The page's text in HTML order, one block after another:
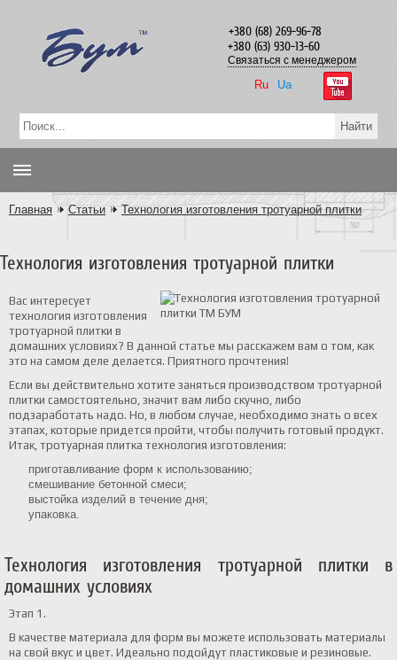
Ru Ua
+380 (68) 269-96-78
+380 (63) 930-13-60
Связаться с менеджером
Главная Статьи Технология изготовления тротуарной плитки
Технология изготовления тротуарной плитки
Вас интересует
технология изготовления
тротуарной плитки в
домашних условиях? В данной статье мы расскажем вам о том, как
это на самом деле делается. Приятного прочтения!
Если вы действительно хотите заняться производством тротуарной
плитки самостоятельно, значит вам либо скучно, либо
подзаработать надо. Но, в любом случае, необходимо знать о всех
этапах, которые придется пройти, чтобы получить готовый продукт.
Итак, тротуарная плитка технология изготовления:
приготавливание форм к использованию;
смешивание бетонной смеси;
выстойка изделий в течение дня;
упаковка.
Технология изготовления тротуарной плитки в
домашних условиях
Этап 1.
В качестве материала для форм вы можете использовать материалы
на свой вкус и цвет. Идеально подойдут пластиковые и резиновые.